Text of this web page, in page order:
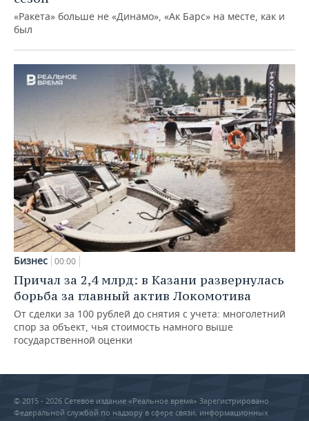
«Ракета» больше не «Динамо», «Ак Барс» на месте, как и
был
Бизнес 00:00
Причал за 2,4 млрд: в Казани развернулась
борьба за главный актив Локомотива
От сделки за 100 рублей до снятия с учета: многолетний
спор за объект, чья стоимость намного выше
государственной оценки
© 2015 - 2026 Сетевое издание «Реальное время» Зарегистрировано
Федеральной службой по надзору в сфере связи, информационных